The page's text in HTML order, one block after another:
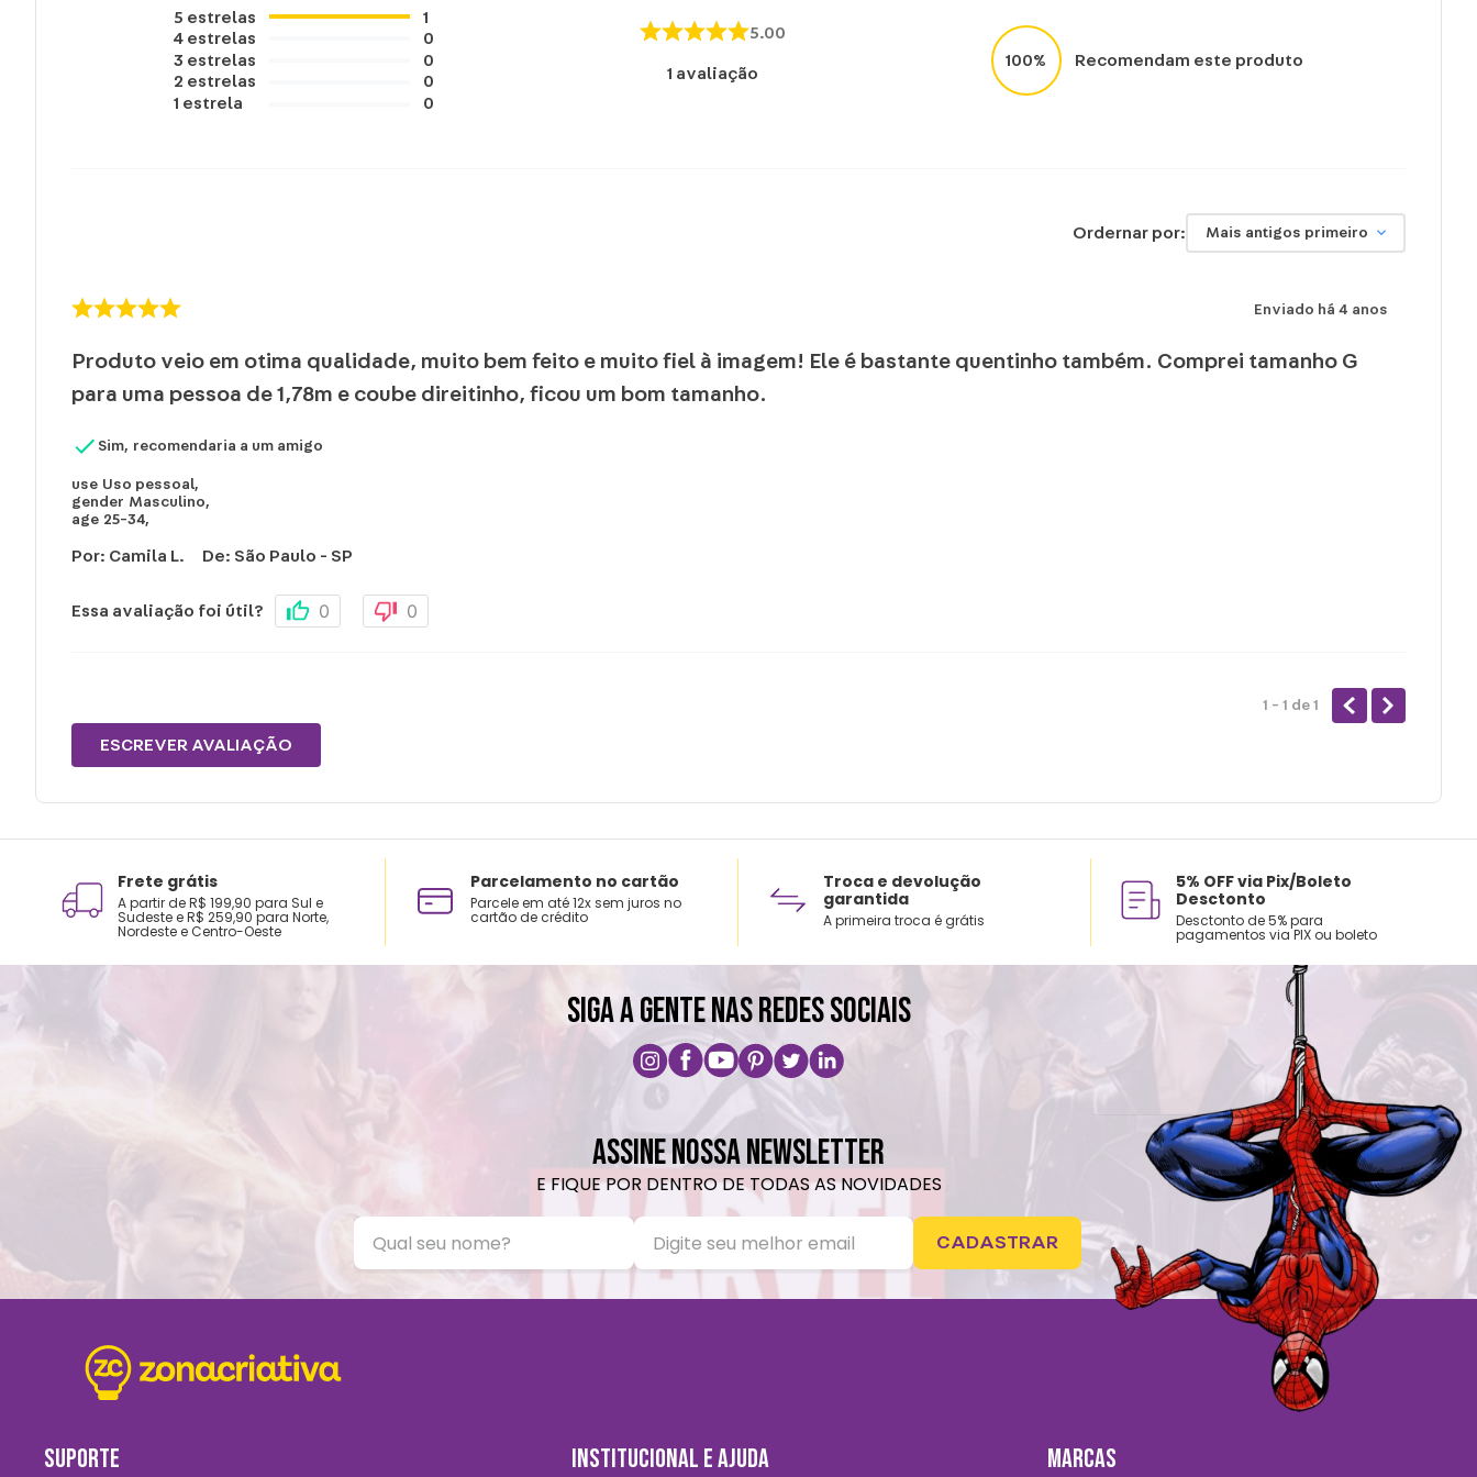
5 estrelas
4 estrelas
3 estrelas
2 estrelas
1 estrela
1
0
0
0
0
5.00
1 avaliação
100% Recomendam este produto
Ordernar por: Mais antigos primeiro
Enviado há 4 anos
Produto veio em otima qualidade, muito bem feito e muito fiel à imagem! Ele é bastante quentinho também. Comprei tamanho G
para uma pessoa de 1,78m e coube direitinho, ficou um bom tamanho.
Sim, recomendaria a um amigo
use Uso pessoal,
gender Masculino,
age 25-34,
Por: Camila L. De: São Paulo - SP
Essa avaliação foi útil? 0 0
1 - 1 de 1
ESCREVER AVALIAÇÃO
Frete grátis
A partir de R$ 199,90 para Sul e
Sudeste e R$ 259,90 para Norte,
Nordeste e Centro-Oeste
Parcelamento no cartão
Parcele em até 12x sem juros no
cartão de crédito
Troca e devolução
garantida
A primeira troca é grátis
5% OFF via Pix/Boleto
Desctonto
Desctonto de 5% para
pagamentos via PIX ou boleto
SIGA A GENTE NAS REDES SOCIAIS
ASSINE NOSSA NEWSLETTER
E FIQUE POR DENTRO DE TODAS AS NOVIDADES
CADASTRAR
SUPORTE INSTITUCIONAL E AJUDA MARCAS